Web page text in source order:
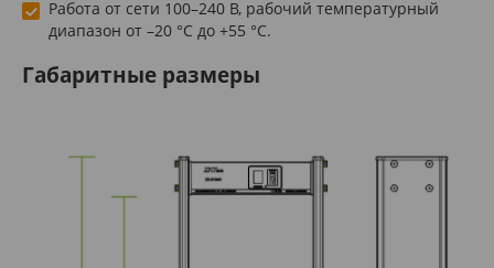
Работа от сети 100–240 В, рабочий температурный
диапазон от –20 °C до +55 °C.
Габаритные размеры